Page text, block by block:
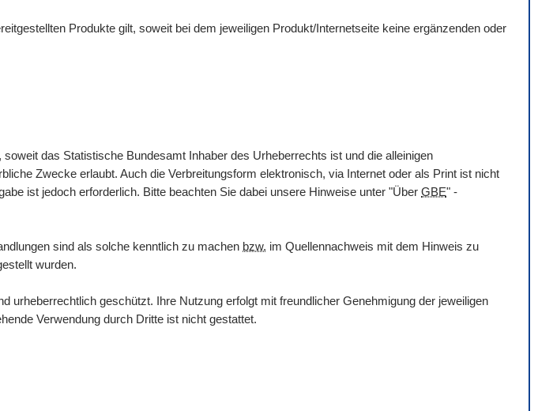
Produkte gilt, soweit bei dem jeweiligen Produkt/Internetseite keine ergänzenden oder
das Statistische Bundesamt Inhaber des Urheberrechts ist und die alleinigen
Zwecke erlaubt. Auch die Verbreitungsform elektronisch, via Internet oder als Print ist nicht
ist jedoch erforderlich. Bitte beachten Sie dabei unsere Hinweise unter "Über GBE" -
sind als solche kenntlich zu machen bzw. im Quellennachweis mit dem Hinweis zu
wurden.
geschützt. Ihre Nutzung erfolgt mit freundlicher Genehmigung der jeweiligen
Verwendung durch Dritte ist nicht gestattet.